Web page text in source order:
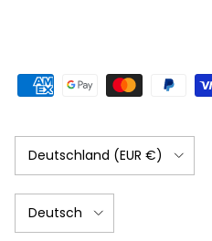
Land/Region
Deutschland (EUR €)
Sprache
Deutsch